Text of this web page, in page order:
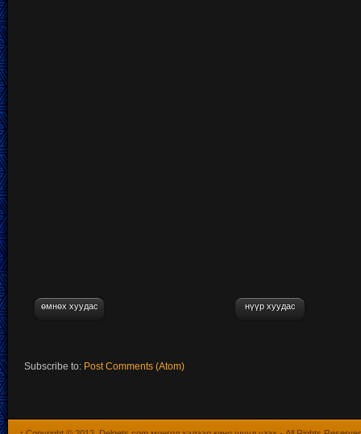
өмнөх хуудас нүүр хуудас
Subscribe to: Post Comments (Atom)